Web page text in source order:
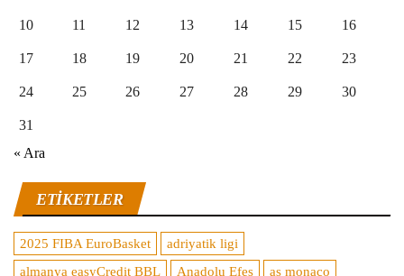
10 11 12 13 14 15 16
17 18 19 20 21 22 23
24 25 26 27 28 29 30
31
« Ara
ETIKETLER
2025 FIBA EuroBasket
adriyatik ligi
almanya easyCredit BBL
Anadolu Efes
as monaco